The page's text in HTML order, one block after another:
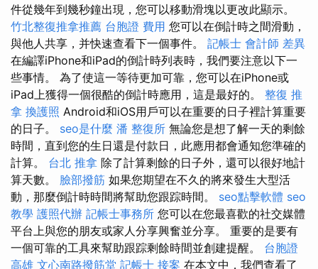
件從幾年到幾秒鐘出現，您可以移動滑塊以更改此顯示。
竹北整復推拿推薦 台胞證 費用 您可以在倒計時之間滑動，
與他人共享，并快速查看下一個事件。 記帳士 會計師 差異
在編譯iPhone和iPad的倒計時列表時，我們要注意以下一
些事情。 為了使這一等待更加可靠，您可以在iPhone或
iPad上獲得一個很酷的倒計時應用，這是最好的。 整復 推
拿 換護照 Android和iOS用戶可以在重要的日子裡計算重要
的日子。 seo是什麼 潘 整復所 無論您是想了解一天的剩餘
時間，直到您的生日還是付款日，此應用都會通知您準確的
計算。 台北 推拿 除了計算剩餘的日子外，還可以很好地計
算天數。 臉部撥筋 如果您期望在不久的將來發生大型活
動，那麼倒計時時間將幫助您跟踪時間。 seo點擊軟體 seo
教學 護照代辦 記帳士事務所 您可以在您最喜歡的社交媒體
平台上與您的朋友或家人分享興奮並分享。 重要的是要有
一個可靠的工具來幫助跟踪剩餘時間並創建提醒。 台胞證
高雄 文心南路撥筋堂 記帳士 接案 在本文中，我們查看了